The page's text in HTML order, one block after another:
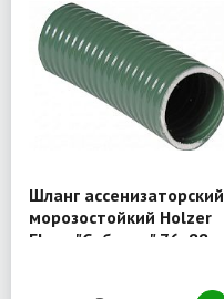
Шланг ассенизаторский
морозостойкий Holzer
Flexo "Сибиряк" 76х88